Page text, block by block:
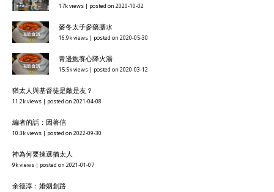
17k views | posted on 2020-10-02
麥冬太子參藥膳水
16.9k views | posted on 2020-05-30
青邊鮑養心降火湯
15.5k views | posted on 2020-03-12
猶太人與基督徒是敵是友？
11.2k views | posted on 2021-04-08
編者的話：因著信
10.3k views | posted on 2022-09-30
神為何要揀選猶太人
9k views | posted on 2021-01-07
余德淳：婚姻創路